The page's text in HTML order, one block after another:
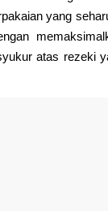
yang
atas rezeki